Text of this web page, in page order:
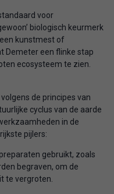
voor
biologisch keurmerk
kunstmest of
Demeter een flinke stap
ecosysteem te zien.
de principes van
cyclus van de aarde
in de
pijlers:
gebruikt, zoals
begraven, om de
te vergroten.